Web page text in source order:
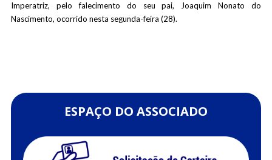
Imperatriz, pelo falecimento do seu pai, Joaquim Nonato do
Nascimento, ocorrido nesta segunda-feira (28).
ESPAÇO DO ASSOCIADO